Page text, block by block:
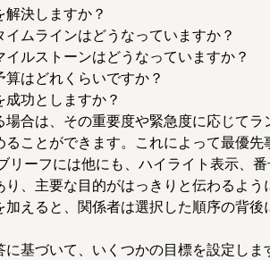
解決しますか？
イムラインはどうなっていますか？
イルストーンはどうなっていますか？
はどれくらいですか？
功としますか？
場合は、その重要度や緊急度に応じてラ
ことができます。これによって最優先
リーフには他にも、ハイライト表示、
、主要な目的がはっきりと伝わるよう
えると、関係者は選択した順序の背後
に基づいて、いくつかの目標を設定し